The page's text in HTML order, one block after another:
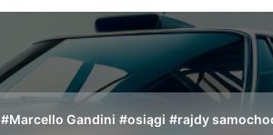
#Marcello Gandini #osiągi #rajdy